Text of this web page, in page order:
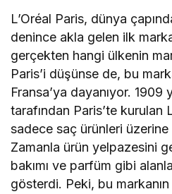
L’Oréal Paris, dünya
denince akla gelen ilk
gerçekten hangi ülkenin
Paris’i düşünse de, bu
Fransa’ya dayanıyor. 1909
tarafından Paris’te kurulan
sadece saç ürünleri üzerine
Zamanla ürün yelpazesini
bakımı ve parfüm gibi
gösterdi. Peki, bu markanın